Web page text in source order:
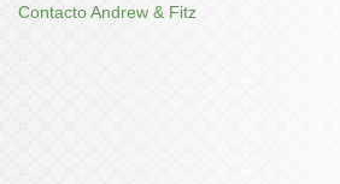
Contacto Andrew & Fitz